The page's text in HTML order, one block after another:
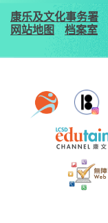
康乐及文化事务署
网站地图
档案室